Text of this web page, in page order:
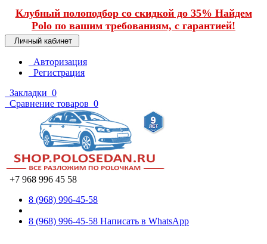
Клубный полоподбор со скидкой до 35% Найдем
Polo по вашим требованиям, с гарантией!
Личный кабинет
Авторизация
Регистрация
Закладки 0
Сравнение товаров 0
+7 968 996 45 58
8 (968) 996-45-58
8 (968) 996-45-58 Написать в WhatsApp